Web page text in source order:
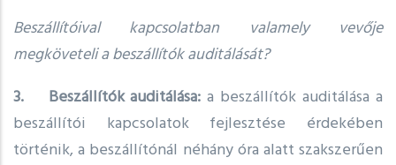
Beszállítóival kapcsolatban valamely vevője
megköveteli a beszállítók auditálását?
3. Beszállítók auditálása: a beszállítók auditálása a
beszállítói kapcsolatok fejlesztése érdekében
történik, a beszállítónál néhány óra alatt szakszerűen